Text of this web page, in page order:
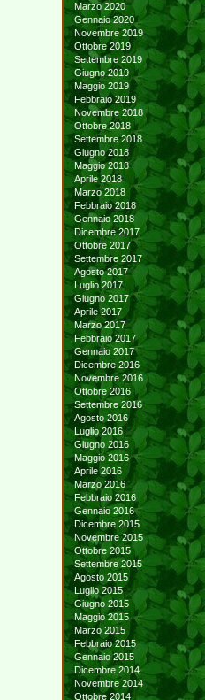
Marzo 2020
Gennaio 2020
Novembre 2019
Ottobre 2019
Settembre 2019
Giugno 2019
Maggio 2019
Febbraio 2019
Novembre 2018
Ottobre 2018
Settembre 2018
Giugno 2018
Maggio 2018
Aprile 2018
Marzo 2018
Febbraio 2018
Gennaio 2018
Dicembre 2017
Ottobre 2017
Settembre 2017
Agosto 2017
Luglio 2017
Giugno 2017
Aprile 2017
Marzo 2017
Febbraio 2017
Gennaio 2017
Dicembre 2016
Novembre 2016
Ottobre 2016
Settembre 2016
Agosto 2016
Luglio 2016
Giugno 2016
Maggio 2016
Aprile 2016
Marzo 2016
Febbraio 2016
Gennaio 2016
Dicembre 2015
Novembre 2015
Ottobre 2015
Settembre 2015
Agosto 2015
Luglio 2015
Giugno 2015
Maggio 2015
Marzo 2015
Febbraio 2015
Gennaio 2015
Dicembre 2014
Novembre 2014
Ottobre 2014